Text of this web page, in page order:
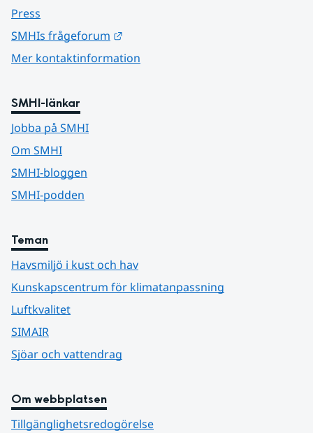
Press
SMHIs frågeforum
Mer kontaktinformation
SMHI-länkar
Jobba på SMHI
Om SMHI
SMHI-bloggen
SMHI-podden
Teman
Havsmiljö i kust och hav
Kunskapscentrum för klimatanpassning
Luftkvalitet
SIMAIR
Sjöar och vattendrag
Om webbplatsen
Tillgänglighetsredogörelse